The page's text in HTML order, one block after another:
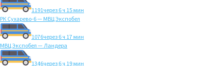
1191через 6 ч 15 мин
РК Сухарево-6 — МВЦ Экспобел
1076через 6 ч 17 мин
МВЦ Экспобел — Ландера
1346через 6 ч 19 мин